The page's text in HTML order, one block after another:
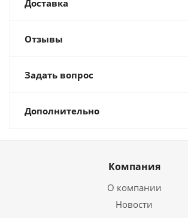
Доставка
Отзывы
Задать вопрос
Дополнительно
Компания
О компании
Новости